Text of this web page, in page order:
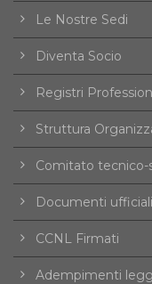
Le Nostre Sedi
Diventa Socio
Registri
Struttura
Comitato tecnico-
Documenti ufficiali
CCNL Firmati
Adempimenti